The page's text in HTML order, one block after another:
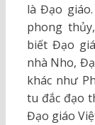
là Đạo
phong
biết Đạo
nhà Nho,
khác như
tu đắc đạo
Đạo giáo